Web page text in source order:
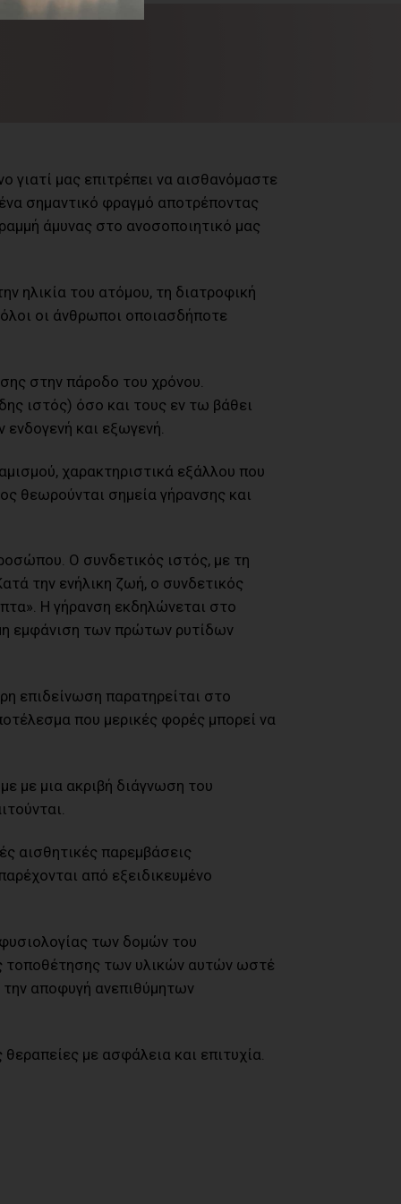
γιατί μας επιτρέπει να αισθανόμαστε
σημαντικό φραγμό αποτρέποντας
άμυνας στο ανοσοποιητικό μας
ηλικία του ατόμου, τη διατροφική
οι άνθρωποι οποιασδήποτε
στην πάροδο του χρόνου.
ιστός) όσο και τους εν τω βάθει
και εξωγενή.
χαρακτηριστικά εξάλλου που
θεωρούνται σημεία γήρανσης και
Ο συνδετικός ιστός, με τη
την ενήλικη ζωή, ο συνδετικός
Η γήρανση εκδηλώνεται στο
εμφάνιση των πρώτων ρυτίδων
επιδείνωση παρατηρείται στο
που μερικές φορές μπορεί να
με μια ακριβή διάγνωση του
αισθητικές παρεμβάσεις
από εξειδικευμένο
φυσιολογίας των δομών του
τοποθέτησης των υλικών αυτών ωστέ
αποφυγή ανεπιθύμητων
με ασφάλεια και επιτυχία.